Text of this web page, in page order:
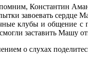
Константин
завоевать сердце
клубы и общение с
заставить Машу
о слухах